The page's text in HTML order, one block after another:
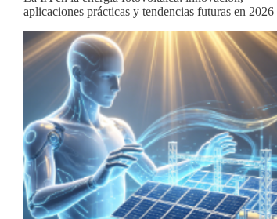
aplicaciones prácticas y tendencias futuras en 2026